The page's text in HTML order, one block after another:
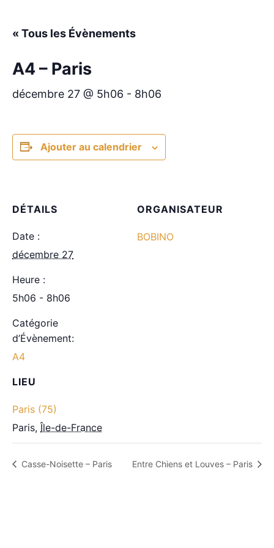
« Tous les Évènements
A4 – Paris
décembre 27 @ 5h06 - 8h06
Ajouter au calendrier
DÉTAILS
Date :
décembre 27
Heure :
5h06 - 8h06
Catégorie
d’Évènement:
A4
LIEU
Paris (75)
Paris, Île-de-France
ORGANISATEUR
BOBINO
Casse-Noisette – Paris Entre Chiens et Louves – Paris